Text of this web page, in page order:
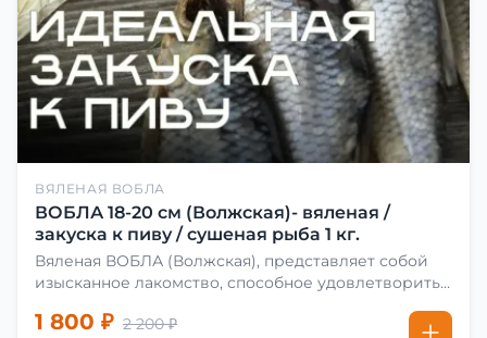
ВЯЛЕНАЯ ВОБЛА
ВОБЛА 18-20 см (Волжская)- вяленая /
закуска к пиву / сушеная рыба 1 кг.
Вяленая ВОБЛА (Волжская), представляет собой
изысканное лакомство, способное удовлетворить
сделать вяленую воблу, её сначала хорошо солят.
1 800 ₽ 2 200 ₽